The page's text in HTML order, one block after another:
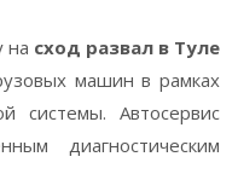
на сход развал в Туле
машин в рамках
системы. Автосервис
диагностическим